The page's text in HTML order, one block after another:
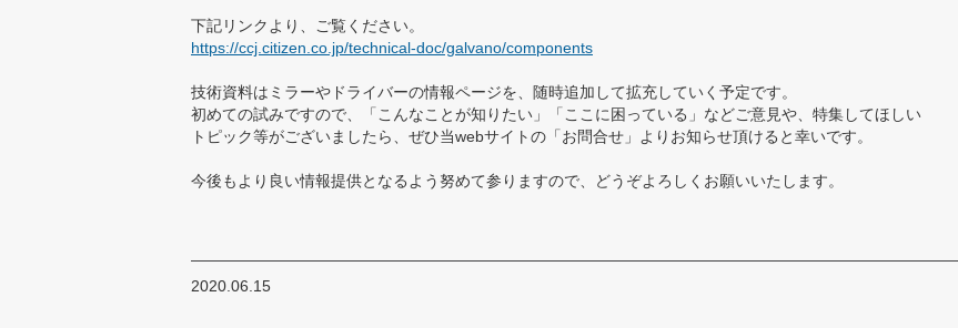
下記リンクより、ご覧ください。
https://ccj.citizen.co.jp/technical-doc/galvano/components
技術資料はミラーやドライバーの情報ページを、随時追加して拡充していく予定です。
初めての試みですので、「こんなことが知りたい」「ここに困っている」などご意見や、特集してほしい
トピック等がございましたら、ぜひ当webサイトの「お問合せ」よりお知らせ頂けると幸いです。
今後もより良い情報提供となるよう努めて参りますので、どうぞよろしくお願いいたします。
2020.06.15